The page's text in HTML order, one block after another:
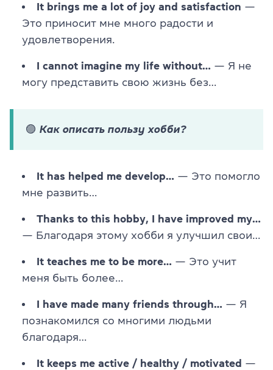
It brings me a lot of joy and satisfaction —
Это приносит мне много радости и
удовлетворения.
I cannot imagine my life without… — Я не
могу представить свою жизнь без…
🟣 Как описать пользу хобби?
It has helped me develop… — Это помогло
мне развить…
Thanks to this hobby, I have improved my…
— Благодаря этому хобби я улучшил свои…
It teaches me to be more… — Это учит
меня быть более…
I have made many friends through… — Я
познакомился со многими людьми
благодаря…
It keeps me active / healthy / motivated —